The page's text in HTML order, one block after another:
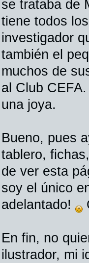
se trataba de
tiene todos
investigador
también el
muchos de
al Club
una joya.
Bueno, pues
tablero,
de ver esta
soy el único
adelantado!
En fin, no
ilustrador, mi